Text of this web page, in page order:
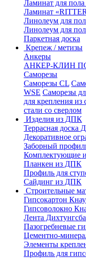
Ламинат для пола
Ламинат
Линолеум для
Линолеум для
Паркетная доска
Крепеж / метизы
Анкеры
АНКЕР-КЛИН
Саморезы
Саморезы CL
WSE Саморезы
для крепления из
стали со сверлом
Изделия из ДПК
Террасная доска
Декоративное
Заборный
Комплектующие
Планкен из ДПК
Профиль для
Сайдинг из ДПК
Строительные
Гипсокартон
Гипсоволокно
Лента
Пазогребневые
Цементно-
Элементы
Профиль для